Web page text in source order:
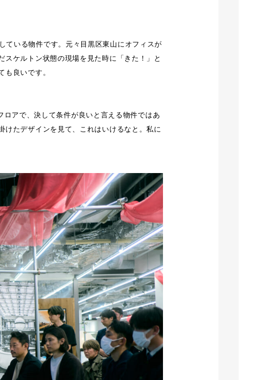
いる物件です。元々目黒区東山にオフィスが
ケルトン状態の現場を見た時に「きた！」と
良いです。
アで、決して条件が良いと言える物件ではあ
けたデザインを見て、これはいけるなと。私に